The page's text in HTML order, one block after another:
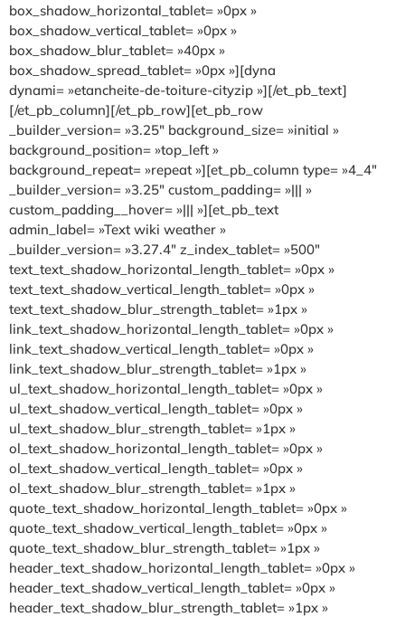
box_shadow_horizontal_tablet= »0px »
box_shadow_vertical_tablet= »0px »
box_shadow_blur_tablet= »40px »
box_shadow_spread_tablet= »0px »][dyna
dynami= »etancheite-de-toiture-cityzip »][/et_pb_text]
[/et_pb_column][/et_pb_row][et_pb_row
_builder_version= »3.25″ background_size= »initial »
background_position= »top_left »
background_repeat= »repeat »][et_pb_column type= »4_4″
_builder_version= »3.25″ custom_padding= »||| »
custom_padding__hover= »||| »][et_pb_text
admin_label= »Text wiki weather »
_builder_version= »3.27.4″ z_index_tablet= »500″
text_text_shadow_horizontal_length_tablet= »0px »
text_text_shadow_vertical_length_tablet= »0px »
text_text_shadow_blur_strength_tablet= »1px »
link_text_shadow_horizontal_length_tablet= »0px »
link_text_shadow_vertical_length_tablet= »0px »
link_text_shadow_blur_strength_tablet= »1px »
ul_text_shadow_horizontal_length_tablet= »0px »
ul_text_shadow_vertical_length_tablet= »0px »
ul_text_shadow_blur_strength_tablet= »1px »
ol_text_shadow_horizontal_length_tablet= »0px »
ol_text_shadow_vertical_length_tablet= »0px »
ol_text_shadow_blur_strength_tablet= »1px »
quote_text_shadow_horizontal_length_tablet= »0px »
quote_text_shadow_vertical_length_tablet= »0px »
quote_text_shadow_blur_strength_tablet= »1px »
header_text_shadow_horizontal_length_tablet= »0px »
header_text_shadow_vertical_length_tablet= »0px »
header_text_shadow_blur_strength_tablet= »1px »